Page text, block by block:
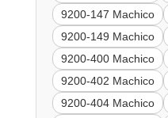
9200-147 Machico
9200-149 Machico
9200-400 Machico
9200-402 Machico
9200-404 Machico